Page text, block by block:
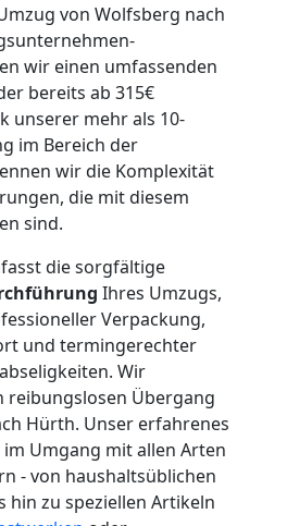
von Wolfsberg nach
wir einen umfassenden
bereits ab 315€
unserer mehr als 10-
im Bereich der
wir die Komplexität
die mit diesem
sind.
die sorgfältige
Ihres Umzugs,
Verpackung,
und termingerechter
Wir
reibungslosen Übergang
Hürth. Unser erfahrenes
Umgang mit allen Arten
- von haushaltsüblichen
hin zu speziellen Artikeln